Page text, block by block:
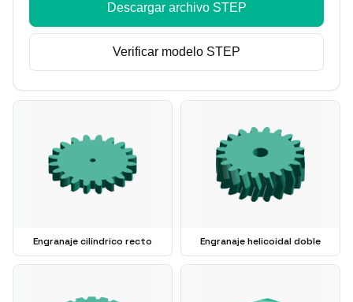
Descargar archivo STEP
Verificar modelo STEP
Engranaje cilíndrico recto Engranaje helicoidal doble